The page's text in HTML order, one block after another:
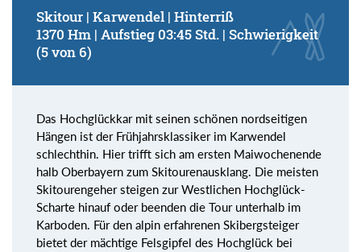
Skitour | Karwendel | Hinterriß
1370 Hm | Aufstieg 03:45 Std. | Schwierigkeit
(5 von 6)
Das Hochglückkar mit seinen schönen nordseitigen
Hängen ist der Frühjahrsklassiker im Karwendel
schlechthin. Hier trifft sich am ersten Maiwochenende
halb Oberbayern zum Skitourenausklang. Die meisten
Skitourengeher steigen zur Westlichen Hochglück-
Scharte hinauf oder beenden die Tour unterhalb im
Karboden. Für den alpin erfahrenen Skibergsteiger
bietet der mächtige Felsgipfel des Hochglück bei